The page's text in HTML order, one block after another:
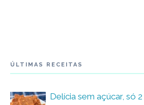
ÚLTIMAS RECEITAS
Delícia sem açúcar, só